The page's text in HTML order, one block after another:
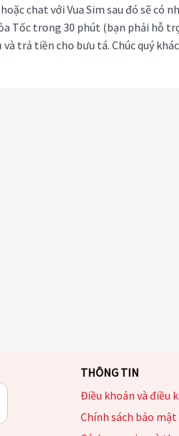
chat với Vua Sim sau đó sẽ có
Tốc trong 30 phút (bạn phải hỗ
trả tiền cho bưu tá. Chúc quý
THÔNG TIN
Điều khoản và điều
Chính sách bảo mật